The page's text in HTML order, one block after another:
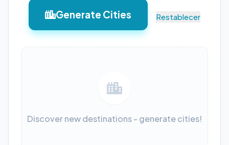
Generate Cities Restablecer
Discover new destinations - generate cities!